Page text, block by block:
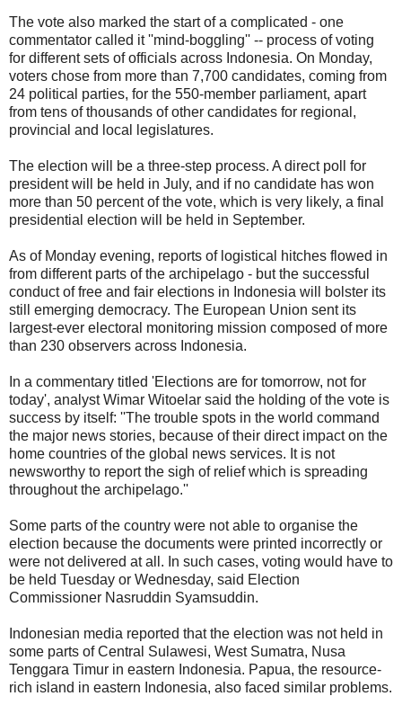
The vote also marked the start of a complicated - one
commentator called it ''mind-boggling'' -- process of voting
for different sets of officials across Indonesia. On Monday,
voters chose from more than 7,700 candidates, coming from
24 political parties, for the 550-member parliament, apart
from tens of thousands of other candidates for regional,
provincial and local legislatures.
The election will be a three-step process. A direct poll for
president will be held in July, and if no candidate has won
more than 50 percent of the vote, which is very likely, a final
presidential election will be held in September.
As of Monday evening, reports of logistical hitches flowed in
from different parts of the archipelago - but the successful
conduct of free and fair elections in Indonesia will bolster its
still emerging democracy. The European Union sent its
largest-ever electoral monitoring mission composed of more
than 230 observers across Indonesia.
In a commentary titled 'Elections are for tomorrow, not for
today', analyst Wimar Witoelar said the holding of the vote is
success by itself: ''The trouble spots in the world command
the major news stories, because of their direct impact on the
home countries of the global news services. It is not
newsworthy to report the sigh of relief which is spreading
throughout the archipelago.''
Some parts of the country were not able to organise the
election because the documents were printed incorrectly or
were not delivered at all. In such cases, voting would have to
be held Tuesday or Wednesday, said Election
Commissioner Nasruddin Syamsuddin.
Indonesian media reported that the election was not held in
some parts of Central Sulawesi, West Sumatra, Nusa
Tenggara Timur in eastern Indonesia. Papua, the resource-
rich island in eastern Indonesia, also faced similar problems.